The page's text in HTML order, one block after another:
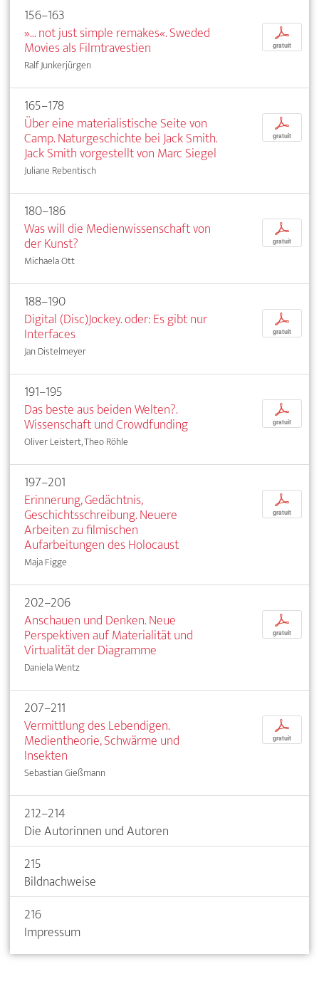
156–163
»... not just simple remakes«. Sweded
Movies als Filmtravestien
Ralf Junkerjürgen
p
gratuit
165–178
Über eine materialistische Seite von
Camp. Naturgeschichte bei Jack Smith.
Jack Smith vorgestellt von Marc Siegel
Juliane Rebentisch
p
gratuit
180–186
Was will die Medienwissenschaft von
der Kunst?
Michaela Ott
p
gratuit
188–190
Digital (Disc)Jockey. oder: Es gibt nur
Interfaces
Jan Distelmeyer
p
gratuit
191–195
Das beste aus beiden Welten?.
Wissenschaft und Crowdfunding
Oliver Leistert, Theo Röhle
p
gratuit
197–201
Erinnerung, Gedächtnis,
Geschichtsschreibung. Neuere
Arbeiten zu filmischen
Aufarbeitungen des Holocaust
Maja Figge
p
gratuit
202–206
Anschauen und Denken. Neue
Perspektiven auf Materialität und
Virtualität der Diagramme
Daniela Wentz
p
gratuit
207–211
Vermittlung des Lebendigen.
Medientheorie, Schwärme und
Insekten
Sebastian Gießmann
p
gratuit
212–214
Die Autorinnen und Autoren
215
Bildnachweise
216
Impressum